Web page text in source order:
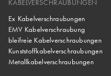
KABELVERSCHRAUBUNGEN
Ex Kabelverschraubungen
EMV Kabelverschraubung
bleifreie Kabelverschraubungen
Kunststoffkabelverschraubungen
Metallkabelverschraubungen